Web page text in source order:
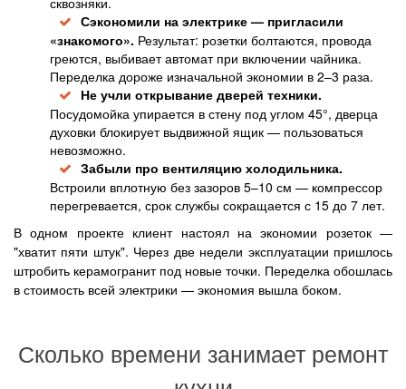
Сэкономили на электрике — пригласили
«знакомого». Результат: розетки болтаются, провода
греются, выбивает автомат при включении чайника.
Переделка дороже изначальной экономии в 2–3 раза.
Не учли открывание дверей техники.
Посудомойка упирается в стену под углом 45°, дверца
духовки блокирует выдвижной ящик — пользоваться
невозможно.
Забыли про вентиляцию холодильника.
Встроили вплотную без зазоров 5–10 см — компрессор
перегревается, срок службы сокращается с 15 до 7 лет.
В одном проекте клиент настоял на экономии розеток —
"хватит пяти штук". Через две недели эксплуатации пришлось
штробить керамогранит под новые точки. Переделка обошлась
в стоимость всей электрики — экономия вышла боком.
Сколько времени занимает ремонт